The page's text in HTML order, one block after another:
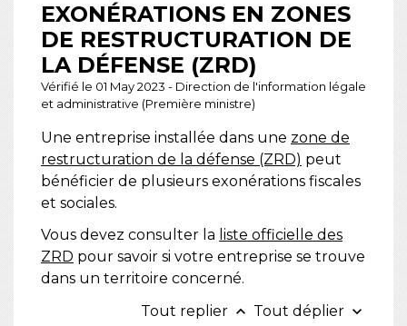
EXONÉRATIONS EN ZONES
DE RESTRUCTURATION DE
LA DÉFENSE (ZRD)
Vérifié le 01 May 2023 - Direction de l'information légale
et administrative (Première ministre)
Une entreprise installée dans une zone de
restructuration de la défense (ZRD) peut
bénéficier de plusieurs exonérations fiscales
et sociales.
Vous devez consulter la liste officielle des
ZRD pour savoir si votre entreprise se trouve
dans un territoire concerné.
Tout replier keyboard_arrow_up Tout déplier keyboard_arrow_down